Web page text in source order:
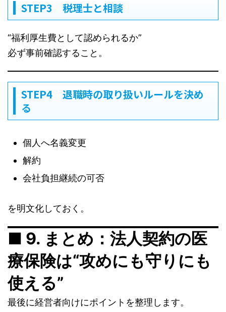
STEP3 税理士と相談
“福利厚生費として認められるか”
必ず事前確認すること。
STEP4 退職時の取り扱いルールを決め
る
個人へ名義変更
解約
会社負担継続の可否
を明文化しておく。
■ 9. まとめ：法人契約の医
療保険は“攻めにも守りにも
使える”
最後に経営者向けにポイントを整理します。